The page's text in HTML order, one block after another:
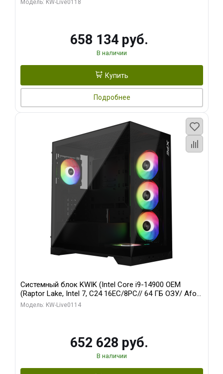
Модель: KW-Live0118
658 134 руб.
В наличии
Купить
Подробнее
Системный блок KWIK (Intel Core i9-14900 OEM
(Raptor Lake, Intel 7, C24 16EC/8PC// 64 ГБ ОЗУ/ Afox
RTX4090 24GB GDDR6X 384-Bit 3xDP HDMI ATX Turbo/
Модель: KW-Live0114
652 628 руб.
В наличии